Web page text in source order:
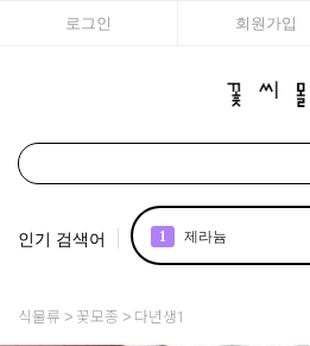
로그인 회원가입
인기 검색어 1 제라늄
식물류 꽃모종 다년생1